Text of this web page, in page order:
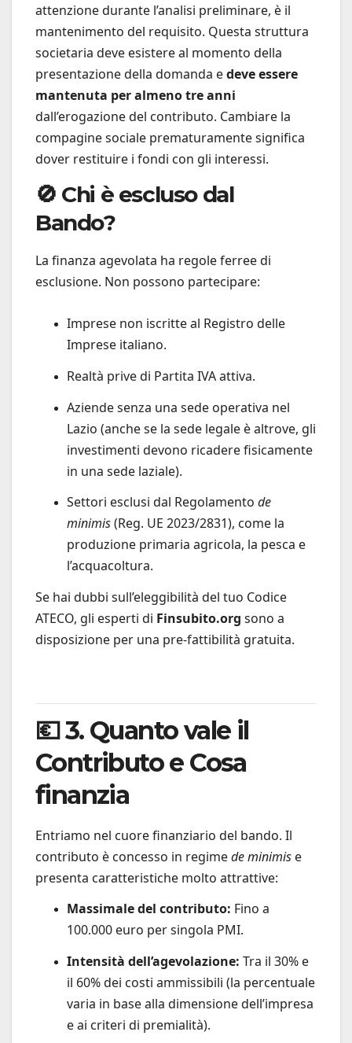
attenzione durante l’analisi preliminare, è il
mantenimento del requisito. Questa struttura
societaria deve esistere al momento della
presentazione della domanda edeve essere
mantenuta per almeno tre anni
dall’erogazione del contributo. Cambiare la
compagine sociale prematuramente significa
dover restituire i fondi con gli interessi.
🚫 Chi è escluso dal
Bando?
La finanza agevolata ha regole ferree di
esclusione. Non possono partecipare:
Imprese non iscritte al Registro delle
Imprese italiano.
Realtà prive di Partita IVA attiva.
Aziende senza una sede operativa nel
Lazio (anche se la sede legale è altrove, gli
investimenti devono ricadere fisicamente
in una sede laziale).
Settori esclusi dal Regolamento de
minimis(Reg. UE 2023/2831), come la
produzione primaria agricola, la pesca e
l’acquacoltura.
Se hai dubbi sull’eleggibilità del tuo Codice
ATECO, gli esperti di Finsubito.org sono a
disposizione per una pre-fattibilità gratuita.
💶 3. Quanto vale il
Contributo e Cosa
finanzia
Entriamo nel cuore finanziario del bando. Il
contributo è concesso in regimede minimis e
presenta caratteristiche molto attrattive:
Massimale del contributo: Fino a
100.000 euro per singola PMI.
Intensità dell’agevolazione: Tra il 30% e
il 60% dei costi ammissibili (la percentuale
varia in base alla dimensione dell’impresa
e ai criteri di premialità).